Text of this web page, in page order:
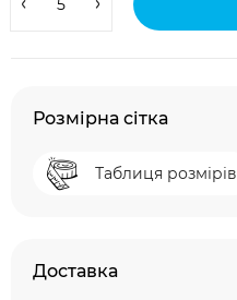
Розмірна сітка
Таблиця розмірів
Доставка